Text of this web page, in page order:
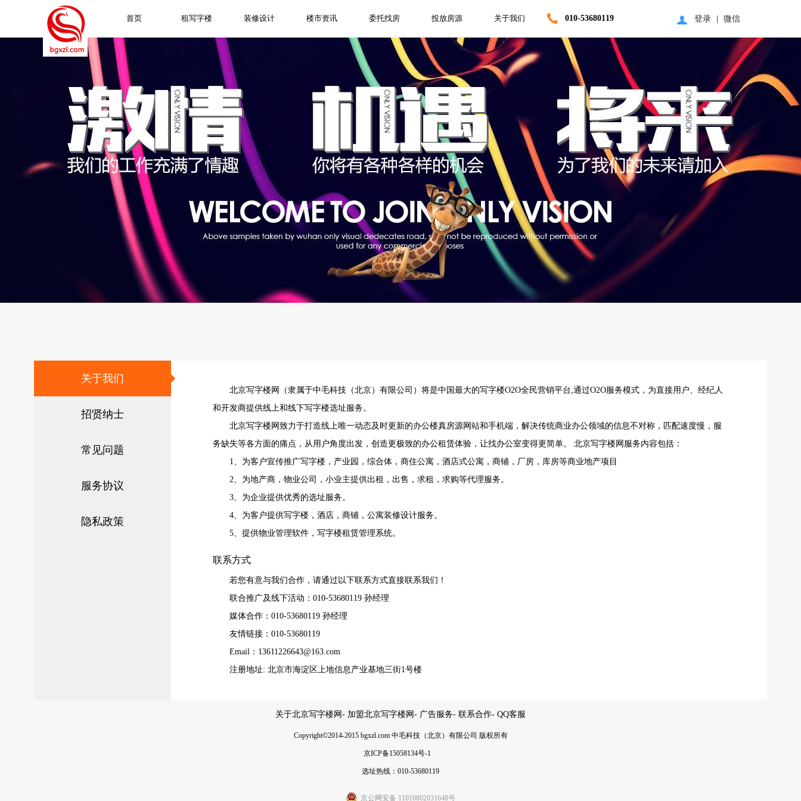
首页 租写字楼 装修设计 楼市资讯 委托找房 投放房源 关于我们 010-53680119 登录 微信
关于我们
招贤纳士
常见问题
服务协议
隐私政策
北京写字楼网（隶属于中毛科技（北京）有限公司）将是中国最大的写字楼O2O全民营销平台,通过O2O服务模式，为直接用户、经纪人
和开发商提供线上和线下写字楼选址服务。
北京写字楼网致力于打造线上唯一动态及时更新的办公楼真房源网站和手机端，解决传统商业办公领域的信息不对称，匹配速度慢，服
务缺失等各方面的痛点，从用户角度出发，创造更极致的办公租赁体验，让找办公室变得更简单。 北京写字楼网服务内容包括：
1、为客户宣传推广写字楼，产业园，综合体，商住公寓，酒店式公寓，商铺，厂房，库房等商业地产项目
2、为地产商，物业公司，小业主提供出租，出售，求租，求购等代理服务。
3、为企业提供优秀的选址服务。
4、为客户提供写字楼，酒店，商铺，公寓装修设计服务。
5、提供物业管理软件，写字楼租赁管理系统。
联系方式
若您有意与我们合作，请通过以下联系方式直接联系我们！
联合推广及线下活动：010-53680119 孙经理
媒体合作：010-53680119 孙经理
友情链接：010-53680119
Email：13611226643@163.com
注册地址: 北京市海淀区上地信息产业基地三街1号楼
关于北京写字楼网 - 加盟北京写字楼网 - 广告服务- 联系合作- QQ客服
Copyright©2014-2015 bgxzl.com 中毛科技（北京）有限公司 版权所有
京ICP备15058134号-1
选址热线：010-53680119
京公网安备 11010802031648号